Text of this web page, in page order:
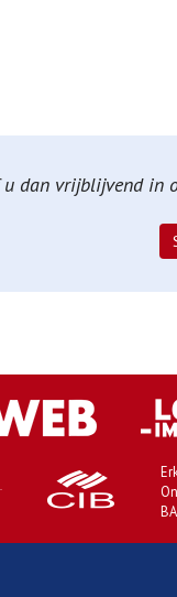
dan vrijblijvend in